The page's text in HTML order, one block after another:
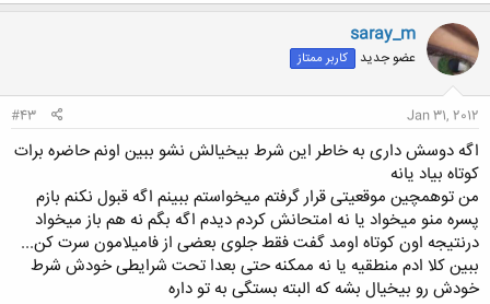
ک
ن
ش
ه
ا
saray_m
عضو جدید کاربر ممتاز
Jan 31, 2012
#43
اگه دوسش داری به خاطر این شرط بیخیالش نشو ببین اونم حاضره برات
کوتاه بیاد یانه
من توهمچین موقعیتی قرار گرفتم میخواستم ببینم اگه قبول نکنم بازم
پسره منو میخواد یا نه امتحانش کردم دیدم اگه بگم نه هم باز میخواد
درنتیجه اون کوتاه اومد گفت فقط جلوی بعضی از فامیلامون سرت کن...
ببین کلا ادم منطقیه یا نه ممکنه حتی بعدا تحت شرایطی خودش شرط
خودش رو بیخیال بشه که البته بستگی به تو داره